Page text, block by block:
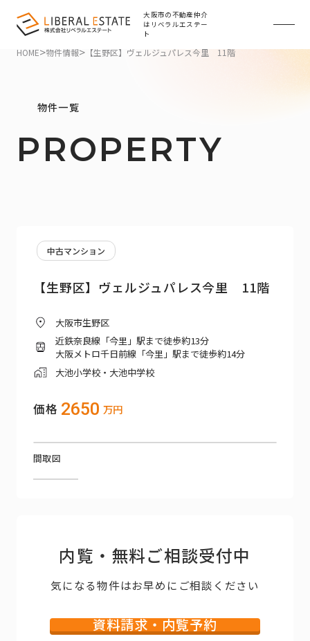
大阪市の不動産仲介
はリベラルエステー
ト
HOME>物件情報>【生野区】ヴェルジュパレス今里 11階
物件一覧
PROPERTY
中古マンション
【生野区】ヴェルジュパレス今里 11階
大阪市生野区
近鉄奈良線「今里」駅まで徒歩約13分
大阪メトロ千日前線「今里」駅まで徒歩約14分
大池小学校・大池中学校
価格 2650 万円
間取図
内覧・無料ご相談受付中
気になる物件はお早めにご相談ください
資料請求・内覧予約